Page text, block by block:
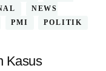
NEWS
PMI
POLITIK
Kasus